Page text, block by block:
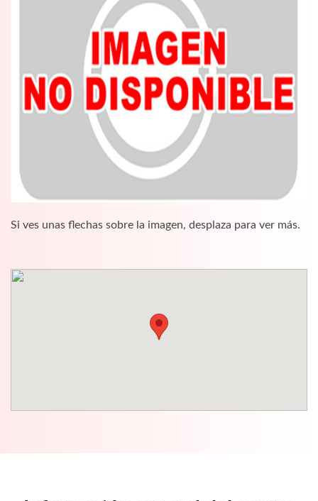
Si ves unas flechas sobre la imagen, desplaza para ver más.